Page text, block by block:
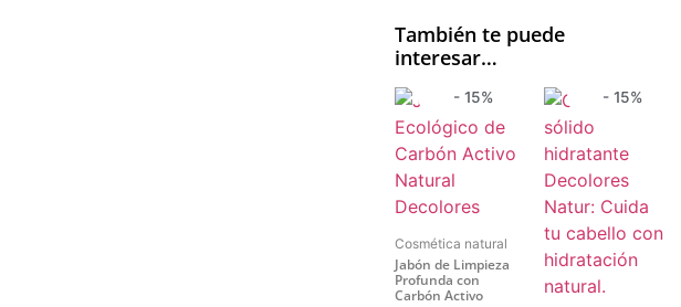
También te puede
interesar…
- 15%
Cosmética natural
Jabón de Limpieza
Profunda con
Carbón Activo
- 15%